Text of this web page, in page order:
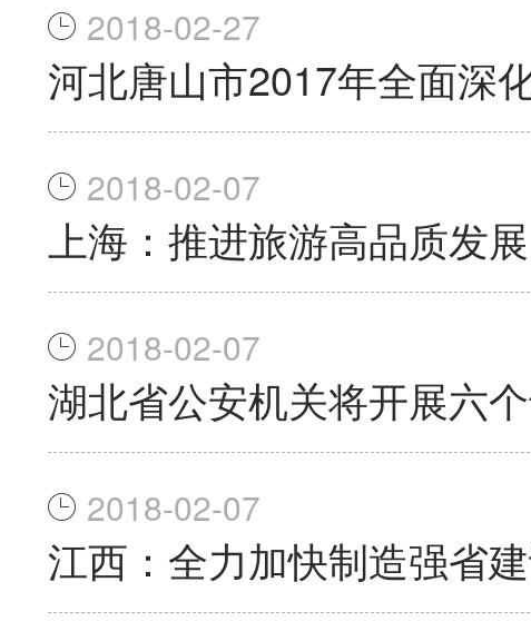
2018-02-27
河北唐山市2017年全面深
2018-02-07
上海：推进旅游高品质发展
2018-02-07
湖北省公安机关将开展六
2018-02-07
江西：全力加快制造强省